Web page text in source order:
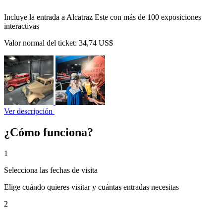
Incluye la entrada a Alcatraz Este con más de 100 exposiciones
interactivas
Valor normal del ticket: 34,74 US$
Ver descripción
¿Cómo funciona?
1
Selecciona las fechas de visita
Elige cuándo quieres visitar y cuántas entradas necesitas
2